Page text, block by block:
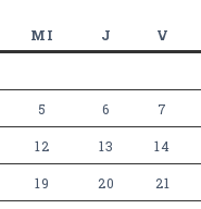
MI J V
5 6 7
12 13 14
19 20 21